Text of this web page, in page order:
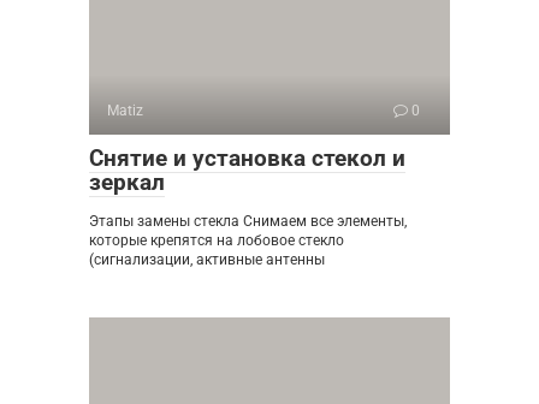
Matiz 0
Снятие и установка стекол и
зеркал
Этапы замены стекла Снимаем все элементы,
которые крепятся на лобовое стекло
(сигнализации, активные антенны